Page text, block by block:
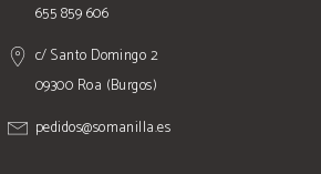
655 859 606
c/ Santo Domingo 2
09300 Roa (Burgos)
pedidos@somanilla.es